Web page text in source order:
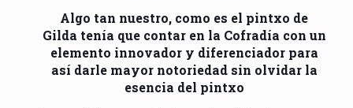
Algo tan nuestro, como es el pintxo de
Gilda tenía que contar en la Cofradía con un
elemento innovador y diferenciador para
así darle mayor notoriedad sin olvidar la
esencia del pintxo